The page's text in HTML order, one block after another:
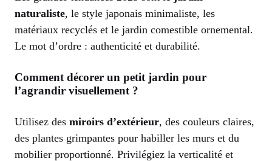
naturaliste, le style japonais minimaliste, les
matériaux recyclés et le jardin comestible ornemental.
Le mot d’ordre : authenticité et durabilité.
Comment décorer un petit jardin pour
l’agrandir visuellement ?
Utilisez des miroirs d’extérieur, des couleurs claires,
des plantes grimpantes pour habiller les murs et du
mobilier proportionné. Privilégiez la verticalité et